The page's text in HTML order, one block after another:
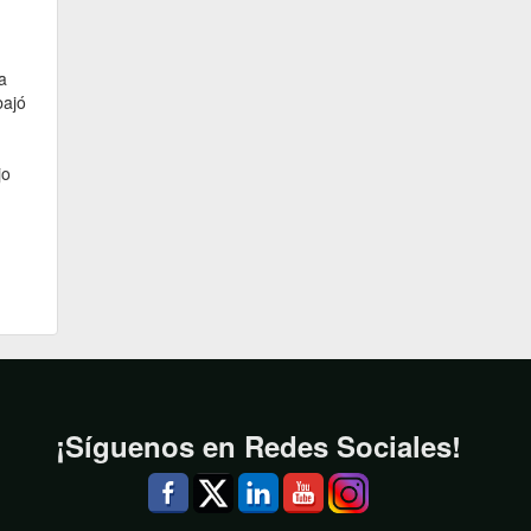
¡Síguenos en Redes Sociales!